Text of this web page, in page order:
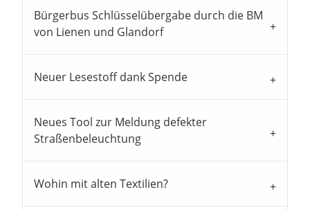
Bürgerbus Schlüsselübergabe durch die BM
von Lienen und Glandorf
Neuer Lesestoff dank Spende
Neues Tool zur Meldung defekter
Straßenbeleuchtung
Wohin mit alten Textilien?